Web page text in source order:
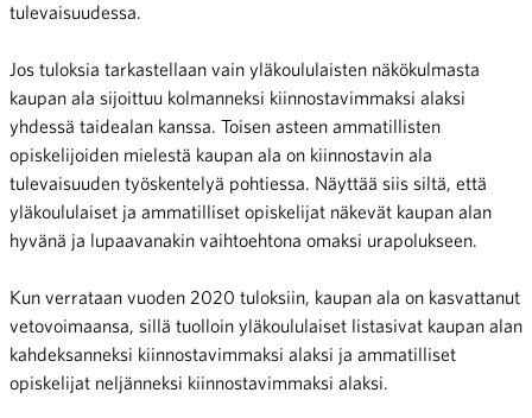
tulevaisuudessa.
Jos tuloksia tarkastellaan vain yläkoululaisten näkökulmasta
kaupan ala sijoittuu kolmanneksi kiinnostavimmaksi alaksi
yhdessä taidealan kanssa. Toisen asteen ammatillisten
opiskelijoiden mielestä kaupan ala on kiinnostavin ala
tulevaisuuden työskentelyä pohtiessa. Näyttää siis siltä, että
yläkoululaiset ja ammatilliset opiskelijat näkevät kaupan alan
hyvänä ja lupaavanakin vaihtoehtona omaksi urapolukseen.
Kun verrataan vuoden 2020 tuloksiin, kaupan ala on kasvattanut
vetovoimaansa, sillä tuolloin yläkoululaiset listasivat kaupan alan
kahdeksanneksi kiinnostavimmaksi alaksi ja ammatilliset
opiskelijat neljänneksi kiinnostavimmaksi alaksi.